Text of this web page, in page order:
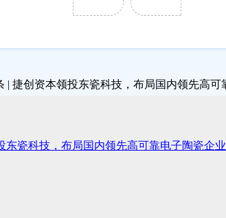
东瓷科技，布局国内领先高可靠电子陶瓷企业